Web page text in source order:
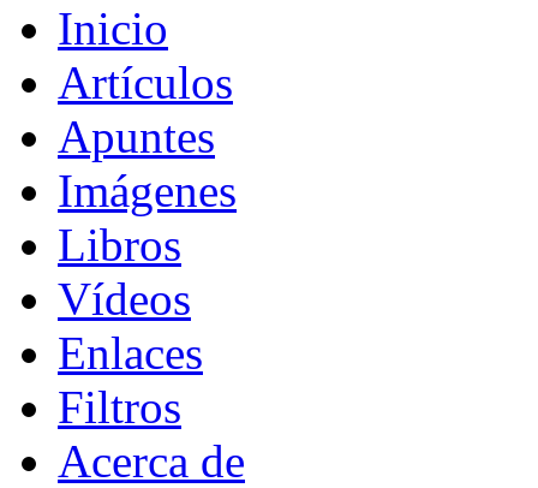
Inicio
Artículos
Apuntes
Imágenes
Libros
Vídeos
Enlaces
Filtros
Acerca de